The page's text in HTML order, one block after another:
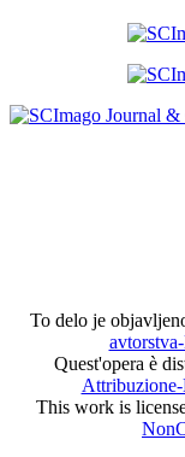
To delo je
Quest'opera è
This work is